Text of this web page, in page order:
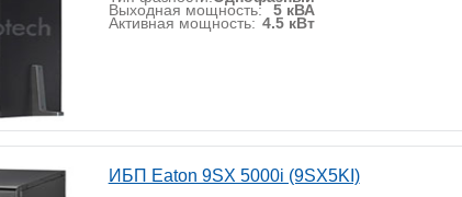
Выходная мощность: 5 кВА
Активная мощность: 4.5 кВт
ИБП Eaton 9SX 5000i (9SX5KI)